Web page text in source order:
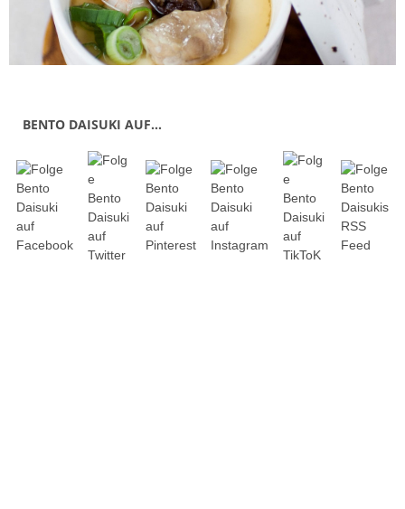
BENTO DAISUKI AUF…